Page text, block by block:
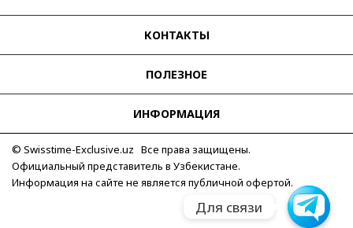
КОНТАКТЫ
ПОЛЕЗНОЕ
ИНФОРМАЦИЯ
© Swisstime-Exclusive.uz Все права защищены.
Официальный представитель в Узбекистане.
Информация на сайте не является публичной офертой.Telegram
Для связи